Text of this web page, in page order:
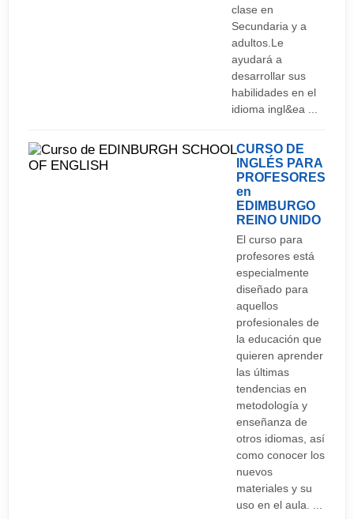
clase en
Secundaria y a
adultos.Le
ayudará a
desarrollar sus
habilidades en el
idioma ingl&ea ...
CURSO DE
INGLÉS PARA
PROFESORES
en
EDIMBURGO
REINO UNIDO
El curso para
profesores está
especialmente
diseñado para
aquellos
profesionales de
la educación que
quieren aprender
las últimas
tendencias en
metodología y
enseñanza de
otros idiomas, así
como conocer los
nuevos
materiales y su
uso en el aula. ...